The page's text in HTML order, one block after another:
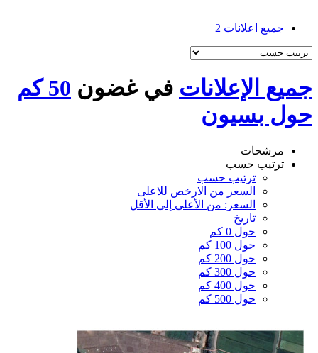
جميع اعلانات 2
جميع الإعلانات في غضون
50 كم
حول بسيون
مرشحات
ترتيب حسب
ترتيب حسب
السعر من الارخص للاعلى
السعر: من الأعلى إلى الأقل
تاريخ
حول 0 كم
حول 100 كم
حول 200 كم
حول 300 كم
حول 400 كم
حول 500 كم